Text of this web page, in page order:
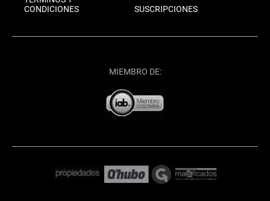
CONDICIONES
SUSCRIPCIONES
MIEMBRO DE: